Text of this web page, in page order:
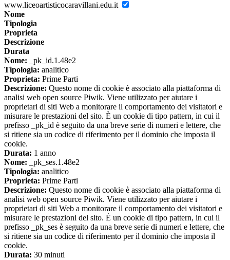
www.liceoartisticocaravillani.edu.it
Nome
Tipologia
Proprieta
Descrizione
Durata
Nome: _pk_id.1.48e2
Tipologia: analitico
Proprieta: Prime Parti
Descrizione: Questo nome di cookie è associato alla piattaforma di
analisi web open source Piwik. Viene utilizzato per aiutare i
proprietari di siti Web a monitorare il comportamento dei visitatori e
misurare le prestazioni del sito. È un cookie di tipo pattern, in cui il
prefisso _pk_id è seguito da una breve serie di numeri e lettere, che
si ritiene sia un codice di riferimento per il dominio che imposta il
cookie.
Durata: 1 anno
Nome: _pk_ses.1.48e2
Tipologia: analitico
Proprieta: Prime Parti
Descrizione: Questo nome di cookie è associato alla piattaforma di
analisi web open source Piwik. Viene utilizzato per aiutare i
proprietari di siti Web a monitorare il comportamento dei visitatori e
misurare le prestazioni del sito. È un cookie di tipo pattern, in cui il
prefisso _pk_ses è seguito da una breve serie di numeri e lettere, che
si ritiene sia un codice di riferimento per il dominio che imposta il
cookie.
Durata: 30 minuti